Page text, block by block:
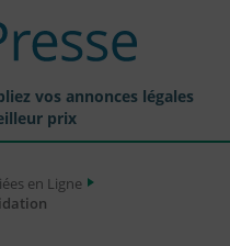
vos annonces légales
prix
en Ligne